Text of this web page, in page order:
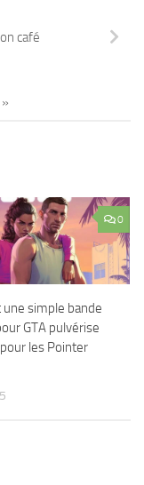
café
0
simple bande
GTA pulvérise
les Pointer